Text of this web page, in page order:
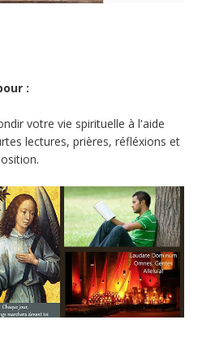
:
votre vie spirituelle à l'aide
lectures, prières, réfléxions et